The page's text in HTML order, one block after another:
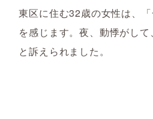
東区に住む32歳の女性は、
を感じます。夜、動悸がして
と訴えられました。